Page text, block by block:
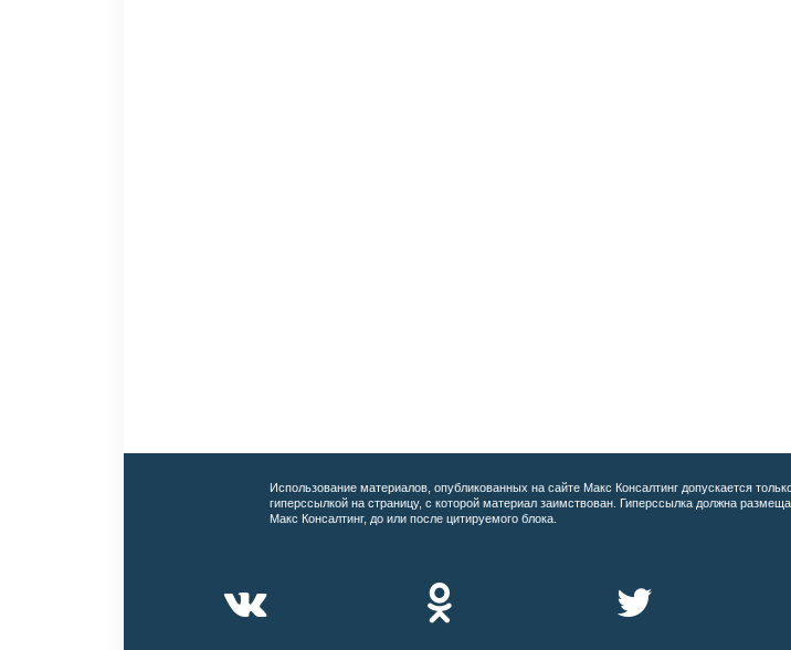
Использование материалов, опубликованных на сайте Макс Консалтинг допускается
гиперссылкой на страницу, с которой материал заимствован. Гиперссылка должна
Макс Консалтинг, до или после цитируемого блока.